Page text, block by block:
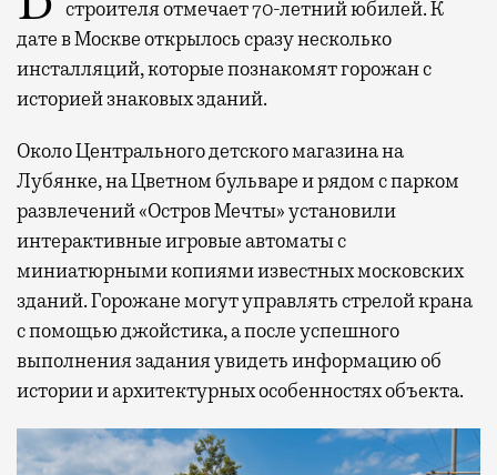
строителя отмечает 70-летний юбилей. К
дате в Москве открылось сразу несколько
инсталляций, которые познакомят горожан с
историей знаковых зданий.
Около Центрального детского магазина на
Лубянке, на Цветном бульваре и рядом с парком
развлечений «Остров Мечты» установили
интерактивные игровые автоматы с
миниатюрными копиями известных московских
зданий. Горожане могут управлять стрелой крана
с помощью джойстика, а после успешного
выполнения задания увидеть информацию об
истории и архитектурных особенностях объекта.